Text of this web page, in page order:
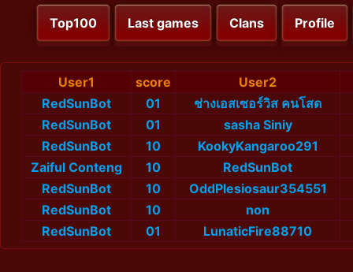
Top100 Last games Clans Profile
User1 score
User2
RedSunBot
01
ช่างเอสเซอร์วิส คนโสด
RedSunBot
01
sasha Siniy
RedSunBot
10
KookyKangaroo291
Zaiful Conteng
10
RedSunBot
RedSunBot
10
OddPlesiosaur354551
RedSunBot
10
non
RedSunBot
01 LunaticFire88710